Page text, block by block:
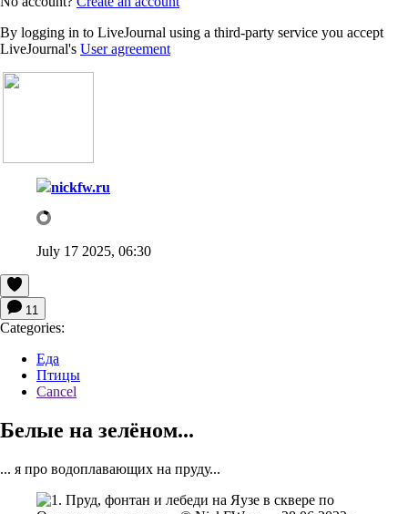
By logging in to LiveJournal using a third-party service you accept
LiveJournal's User agreement
nickfw.ru
July 17 2025, 06:30
11
Categories:
Еда
Птицы
Cancel
Белые на зелёном...
... я про водоплавающих на пруду...